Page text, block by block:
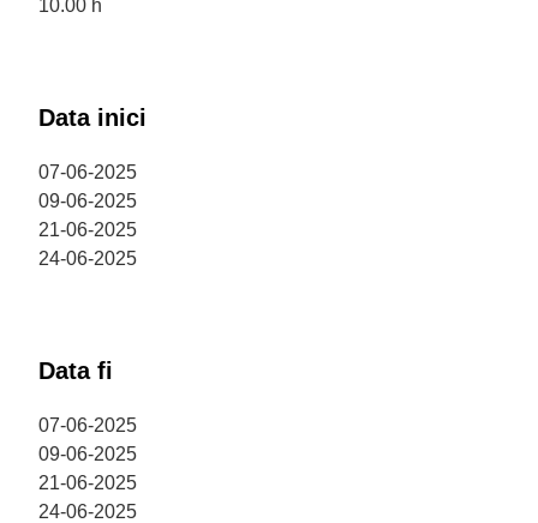
10.00 h
Data inici
07-06-2025
09-06-2025
21-06-2025
24-06-2025
Data fi
07-06-2025
09-06-2025
21-06-2025
24-06-2025